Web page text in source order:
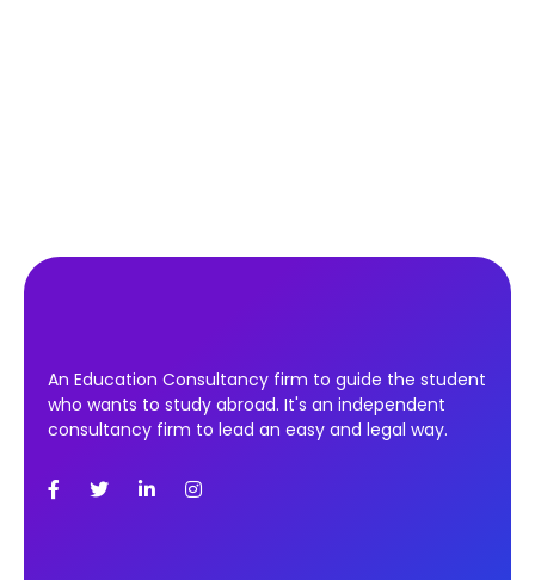
An Education Consultancy firm to guide the student
who wants to study abroad. It's an independent
consultancy firm to lead an easy and legal way.